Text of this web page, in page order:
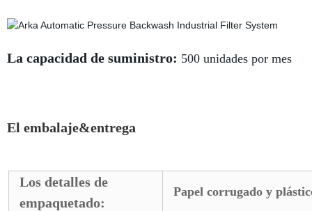
La capacidad de suministro: 500 unidades por mes
El embalaje&entrega
Los detalles de
empaquetado:
Papel corrugado y